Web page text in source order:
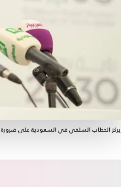
يركز الخطاب السلفي في السعودية على ضرورة